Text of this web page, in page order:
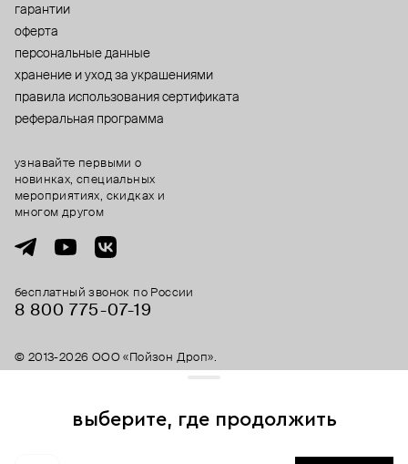
гарантии
оферта
персональные данные
хранение и уход за украшениями
правила использования сертификата
реферальная программа
бесплатный звонок по России
8 800 775⁠-07⁠-19
узнавайте первыми о
новинках, специальных
мероприятиях, скидках и
многом другом
© 2013-2026 ООО «Пойзон Дроп».
выберите, где продолжить